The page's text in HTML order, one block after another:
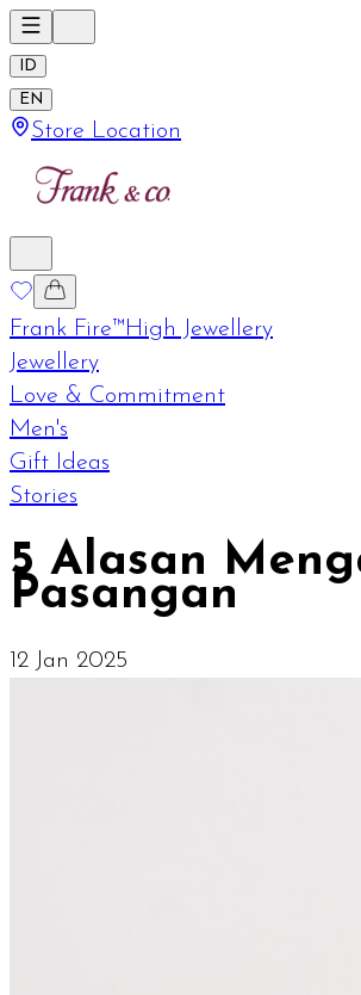
ID
EN
Store Location
Frank Fire™High Jewellery
Jewellery
Love & Commitment
Men's
Gift Ideas
Stories
5 Alasan
Pasangan
12 Jan 2025